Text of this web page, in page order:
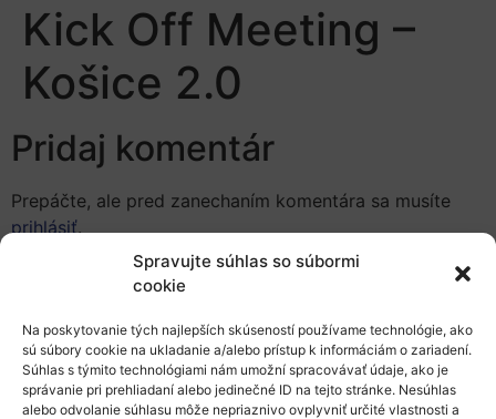
Spravujte súhlas so súbormi
cookie
Na poskytovanie tých najlepších skúseností používame technológie, ako
sú súbory cookie na ukladanie a/alebo prístup k informáciám o zariadení.
Súhlas s týmito technológiami nám umožní spracovávať údaje, ako je
správanie pri prehliadaní alebo jedinečné ID na tejto stránke. Nesúhlas
alebo odvolanie súhlasu môže nepriaznivo ovplyvniť určité vlastnosti a
Kick Off Meeting –
Košice 2.0
Pridaj komentár
Prepáčte, ale pred zanechaním komentára sa musíte
prihlásiť.
Európsky výskumný priestor